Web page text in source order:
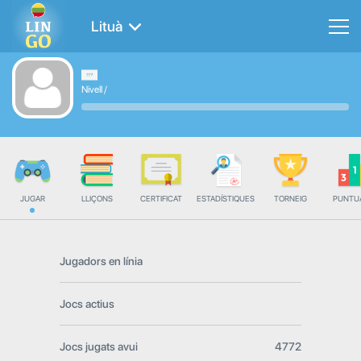
Lituà
Nivell/
JUGAR LLIÇONS CERTIFICAT ESTADÍSTIQUES TORNEIG
Jugadors en línia
Jocs actius
Jocs jugats avui 4772